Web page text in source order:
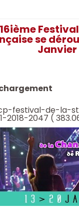
se
Janvier
festival-de-la-
2018-2047 (